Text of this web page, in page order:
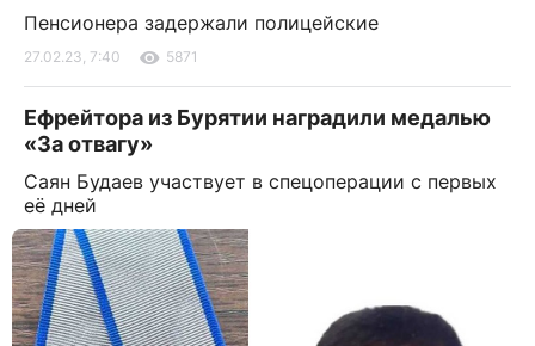
Пенсионера задержали полицейские
27.02.23, 7:40 5871
Ефрейтора из Бурятии наградили медалью
«За отвагу»
Саян Будаев участвует в спецоперации с первых
её дней